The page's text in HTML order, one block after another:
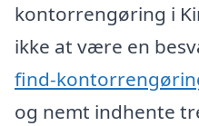
kontorrengøring i
ikke at være en
find-
og nemt indhente